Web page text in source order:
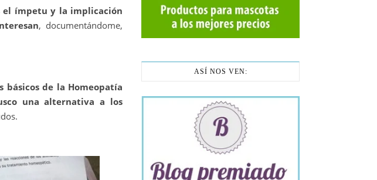
el ímpetu y la implicación
, documentándome,
de la Homeopatía
una alternativa a los
ASÍ NOS VEN: